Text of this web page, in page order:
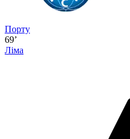
Порту
69’
Ліма